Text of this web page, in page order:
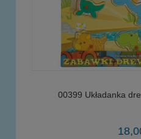
00399 Układanka